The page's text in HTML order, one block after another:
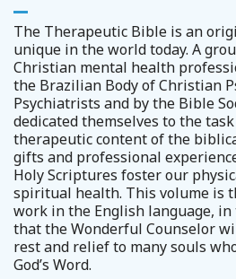
The Therapeutic Bible is an
unique in the world today. A
Christian mental health
the Brazilian Body of Christian
Psychiatrists and by the Bible
dedicated themselves to the
therapeutic content of the
gifts and professional
Holy Scriptures foster our
spiritual health. This volume is
work in the English language,
that the Wonderful Counselor
rest and relief to many souls
God’s Word.